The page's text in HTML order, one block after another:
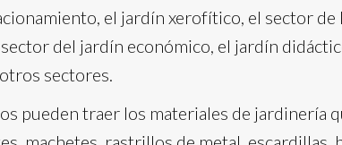
el jardín xerofítico, el sector de
del jardín económico, el jardín
sectores.
pueden traer los materiales de jardinería